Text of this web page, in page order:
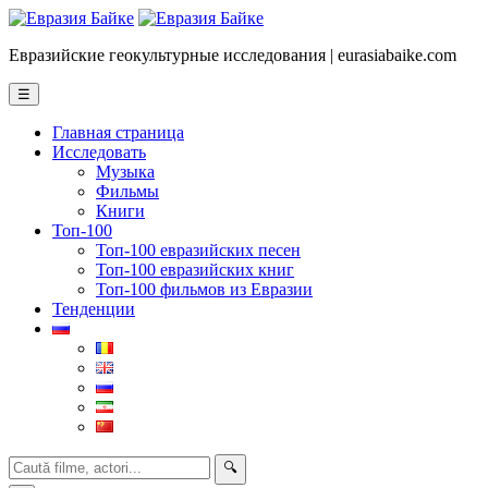
Евразийские геокультурные исследования | eurasiabaike.com
☰
Главная страница
Исследовать
Музыка
Фильмы
Книги
Топ-100
Топ-100 евразийских песен
Топ-100 евразийских книг
Топ-100 фильмов из Евразии
Тенденции
🔍